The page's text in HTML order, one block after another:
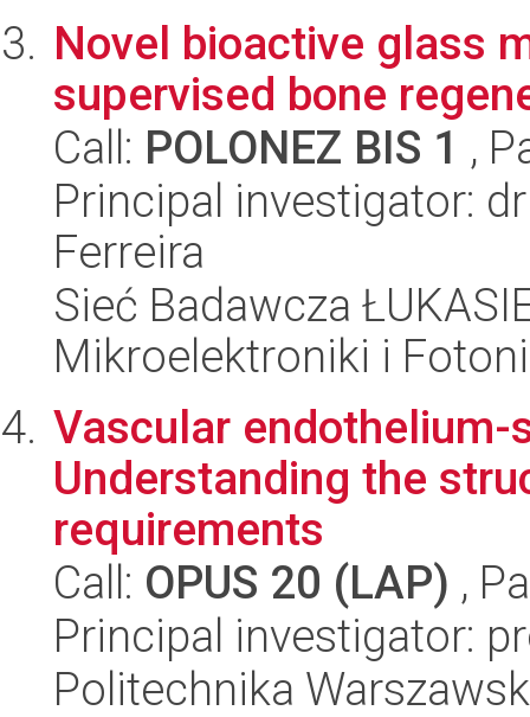
Novel bioactive glass
supervised bone
Call: POLONEZ BIS 1 ,
Principal investigator:
Ferreira
Sieć Badawcza
Mikroelektroniki i
Vascular
Understanding the
requirements
Call: OPUS 20 (LAP) ,
Principal investigator:
Politechnika